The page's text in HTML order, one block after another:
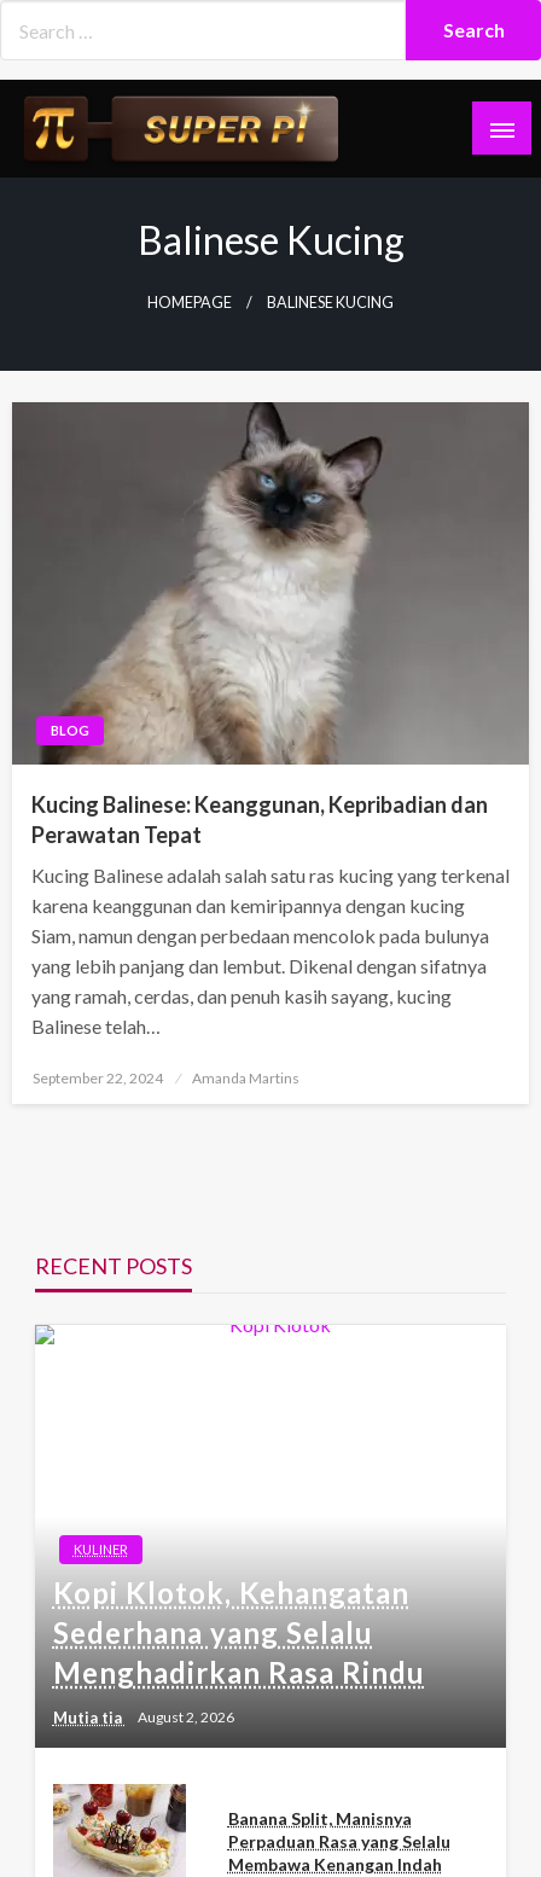
content
Balinese Kucing
HOMEPAGE BALINESE KUCING
BLOG
Kucing Balinese: Keanggunan, Kepribadian dan
Perawatan Tepat
Kucing Balinese adalah salah satu ras kucing yang terkenal
karena keanggunan dan kemiripannya dengan kucing
Siam, namun dengan perbedaan mencolok pada bulunya
yang lebih panjang dan lembut. Dikenal dengan sifatnya
yang ramah, cerdas, dan penuh kasih sayang, kucing
Balinese telah…
Posted
September 22, 2024 Amanda Martins
RECENT POSTS
KULINER
Kopi Klotok, Kehangatan
Sederhana yang Selalu
Menghadirkan Rasa Rindu
Mutia tia August 2, 2026
Banana Split, Manisnya
Perpaduan Rasa yang Selalu
Membawa Kenangan Indah